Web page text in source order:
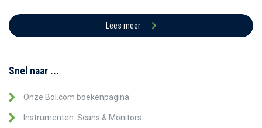
Lees meer
Snel naar ...
Onze Bol.com boekenpagina
Instrumenten: Scans & Monitors